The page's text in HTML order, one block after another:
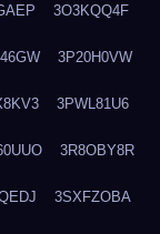
3O3KQQ4F
3P20H0VW
3PWL81U6
3R8OBY8R
3SXFZOBA